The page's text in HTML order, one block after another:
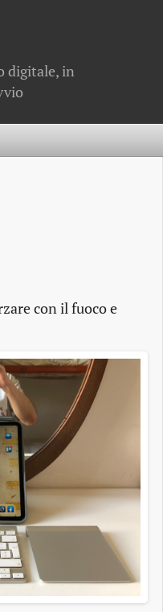
digitale, in
con il fuoco e